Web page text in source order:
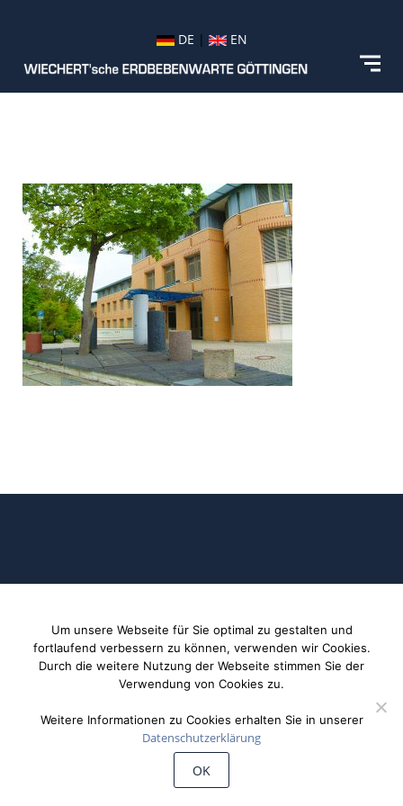
DE | EN
©Wiechert'sche Erdbebenwarte Göttingen
Um unsere Webseite für Sie optimal zu gestalten und
fortlaufend verbessern zu können, verwenden wir Cookies.
Durch die weitere Nutzung der Webseite stimmen Sie der
Verwendung von Cookies zu.
Weitere Informationen zu Cookies erhalten Sie in unserer
Datenschutzerklärung
OK